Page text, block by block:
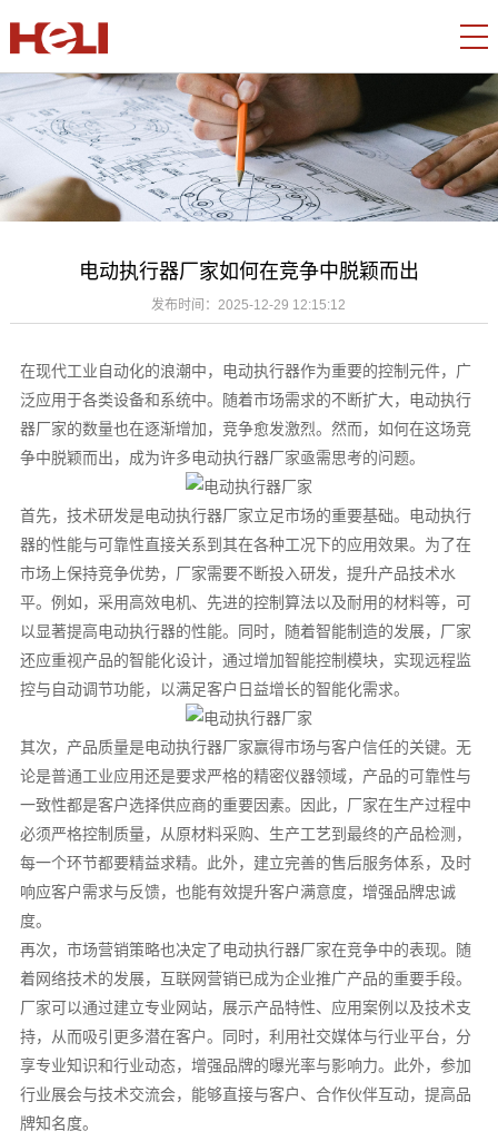
电动执行器厂家如何在竞争中脱颖而出
发布时间：2025-12-29 12:15:12
在现代工业自动化的浪潮中，电动执行器作为重要的控制元件，广
泛应用于各类设备和系统中。随着市场需求的不断扩大，电动执行
器厂家的数量也在逐渐增加，竞争愈发激烈。然而，如何在这场竞
争中脱颖而出，成为许多电动执行器厂家亟需思考的问题。
首先，技术研发是电动执行器厂家立足市场的重要基础。电动执行
器的性能与可靠性直接关系到其在各种工况下的应用效果。为了在
市场上保持竞争优势，厂家需要不断投入研发，提升产品技术水
平。例如，采用高效电机、先进的控制算法以及耐用的材料等，可
以显著提高电动执行器的性能。同时，随着智能制造的发展，厂家
还应重视产品的智能化设计，通过增加智能控制模块，实现远程监
控与自动调节功能，以满足客户日益增长的智能化需求。
其次，产品质量是电动执行器厂家赢得市场与客户信任的关键。无
论是普通工业应用还是要求严格的精密仪器领域，产品的可靠性与
一致性都是客户选择供应商的重要因素。因此，厂家在生产过程中
必须严格控制质量，从原材料采购、生产工艺到最终的产品检测，
每一个环节都要精益求精。此外，建立完善的售后服务体系，及时
响应客户需求与反馈，也能有效提升客户满意度，增强品牌忠诚
度。
再次，市场营销策略也决定了电动执行器厂家在竞争中的表现。随
着网络技术的发展，互联网营销已成为企业推广产品的重要手段。
厂家可以通过建立专业网站，展示产品特性、应用案例以及技术支
持，从而吸引更多潜在客户。同时，利用社交媒体与行业平台，分
享专业知识和行业动态，增强品牌的曝光率与影响力。此外，参加
行业展会与技术交流会，能够直接与客户、合作伙伴互动，提高品
牌知名度。